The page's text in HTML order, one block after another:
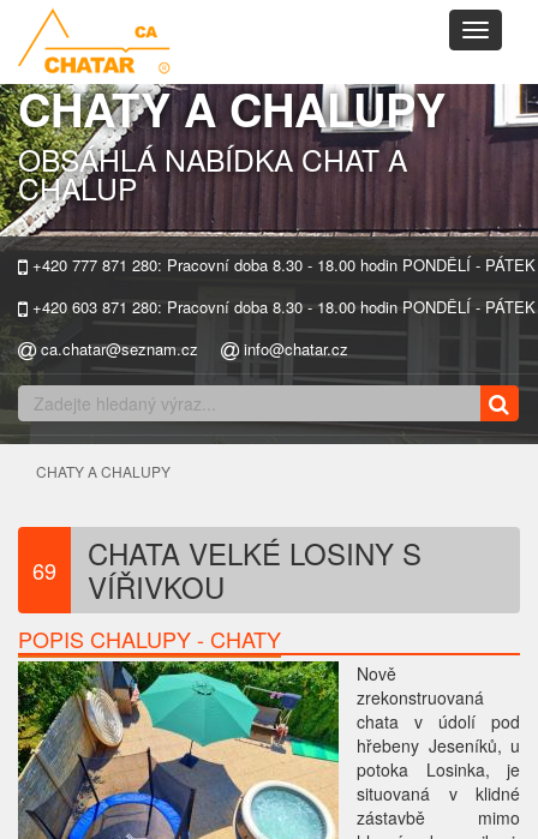
Toggle
CHATY A CHALUPY
OBSÁHLÁ NABÍDKA CHAT A
CHALUP
+420 777 871 280: Pracovní doba 8.30 - 18.00 hodin PONDĚLÍ - PÁTEK
+420 603 871 280: Pracovní doba 8.30 - 18.00 hodin PONDĚLÍ - PÁTEK
ca.chatar@seznam.cz
info@chatar.cz
CHATY A CHALUPY
69
CHATA VELKÉ LOSINY S
VÍŘIVKOU
POPIS CHALUPY - CHATY
Nově
zrekonstruovaná
chata v údolí pod
hřebeny Jeseníků, u
potoka Losinka, je
situovaná v klidné
zástavbě mimo